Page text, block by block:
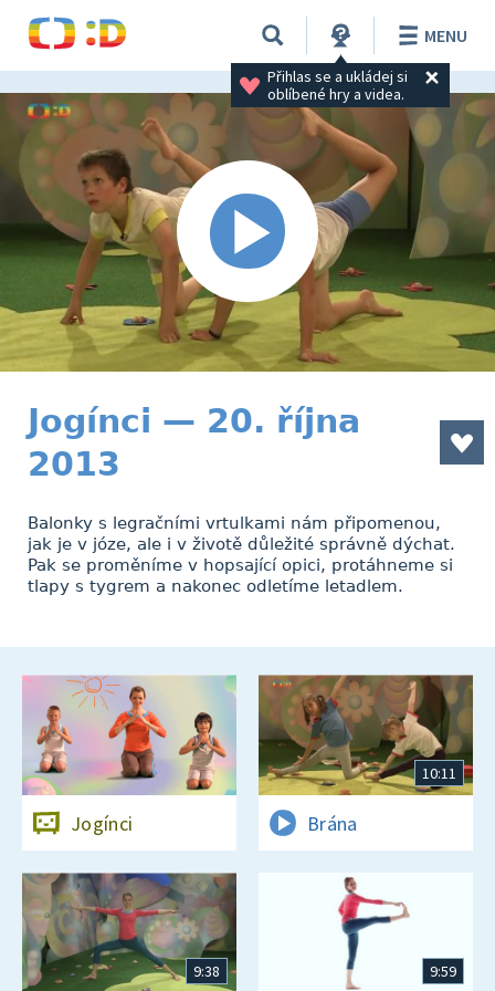
Přihlas se a ukládej si
oblíbené hry a videa.
MENU
Jogínci — 20. října
2013
Balonky s legračními vrtulkami nám připomenou,
jak je v józe, ale i v životě důležité správně dýchat.
Pak se proměníme v hopsající opici, protáhneme si
tlapy s tygrem a nakonec odletíme letadlem.
Jogínci
10:11
Brána
9:38 9:59